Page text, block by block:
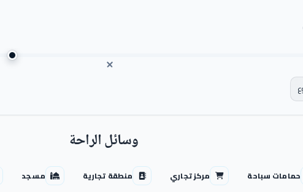
وسائل الراحة
حمامات سباحة مركز تجاري منطقة تجارية مسجد